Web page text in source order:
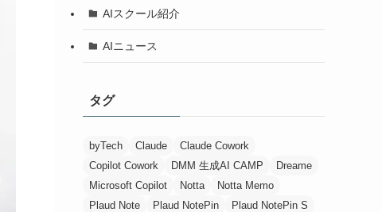
AIスクール紹介
AIニュース
タグ
byTech Claude
Claude Cowork
Copilot Cowork
DMM 生成AI CAMP
Dreame
Microsoft Copilot
Notta
Notta Memo
Plaud Note
Plaud NotePin
Plaud NotePin S